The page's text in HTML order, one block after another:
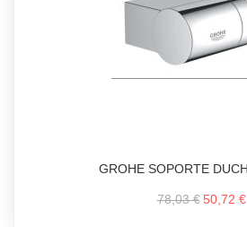
GROHE SOPORTE
78,03 € 50,72 €